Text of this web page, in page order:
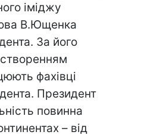
іміджу
В.Ющенка
За його
фахівці
Президент
повинна
– від